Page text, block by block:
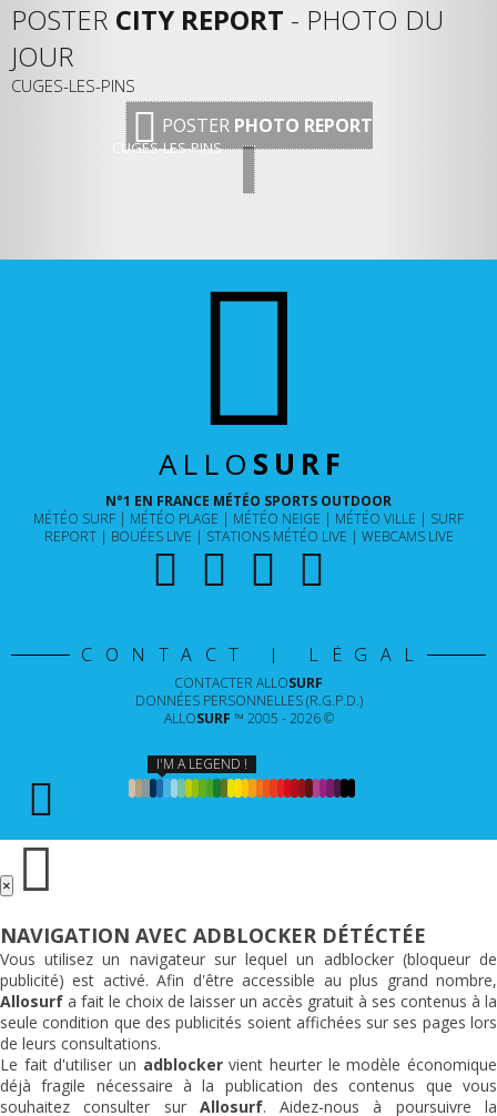
POSTER CITY REPORT - PHOTO DU
JOUR
CUGES-LES-PINS
POSTER PHOTO REPORT
CUGES-LES-PINS
ALLO SURF
N°1 EN FRANCE MÉTÉO SPORTS OUTDOOR
MÉTÉO SURF
MÉTÉO PLAGE MÉTÉO NEIGE MÉTÉO VILLE
SURF
REPORT
BOUÉES LIVE STATIONS MÉTÉO LIVE WEBCAMS LIVE
CONTACT | LÉGAL
CONTACTER ALLOSURF
DONNÉES PERSONNELLES (R.G.P.D.)
ALLOSURF ™ 2005 - 2026 ©
I'M A LEGEND !
×
NAVIGATION AVEC ADBLOCKER DÉTÉCTÉE
Vous utilisez un navigateur sur lequel un adblocker (bloqueur de
publicité) est activé. Afin d'être accessible au plus grand nombre,
Allosurf a fait le choix de laisser un accès gratuit à ses contenus à la
seule condition que des publicités soient affichées sur ses pages lors
de leurs consultations.
Le fait d'utiliser un adblockervient heurter le modèle économique
déjà fragile nécessaire à la publication des contenus que vous
souhaitez consulter sur Allosurf. Aidez-nous à poursuivre la